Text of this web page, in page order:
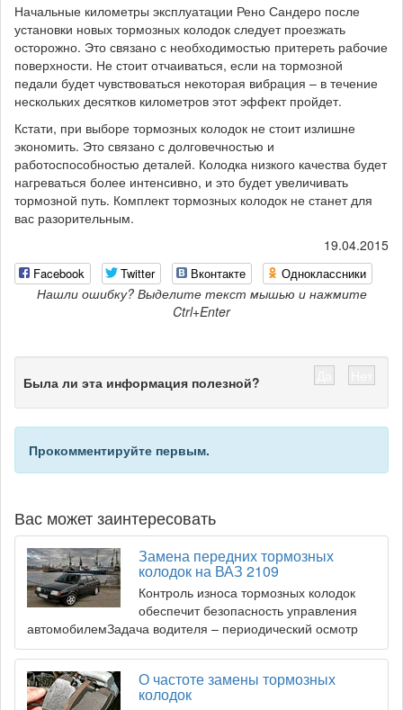
Начальные километры эксплуатации Рено Сандеро после
установки новых тормозных колодок следует проезжать
осторожно. Это связано с необходимостью притереть рабочие
поверхности. Не стоит отчаиваться, если на тормозной
педали будет чувствоваться некоторая вибрация – в течение
нескольких десятков километров этот эффект пройдет.
Кстати, при выборе тормозных колодок не стоит излишне
экономить. Это связано с долговечностью и
работоспособностью деталей. Колодка низкого качества будет
нагреваться более интенсивно, и это будет увеличивать
тормозной путь. Комплект тормозных колодок не станет для
вас разорительным.
19.04.2015
Facebook Twitter Вконтакте Одноклассники
Нашли ошибку? Выделите текст мышью и нажмите
Ctrl+Enter
Была ли эта информация полезной?
Прокомментируйте первым.
Вас может заинтересовать
Замена передних тормозных
колодок на ВАЗ 2109
Контроль износа тормозных колодок
обеспечит безопасность управления
автомобилемЗадача водителя – периодический осмотр
О частоте замены тормозных
колодок